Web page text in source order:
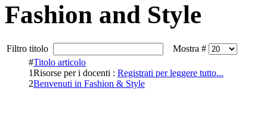
Fashion and Style
Filtro titolo
Mostra #
#Titolo articolo
1Risorse per i docenti : Registrati per leggere tutto...
2Benvenuti in Fashion & Style